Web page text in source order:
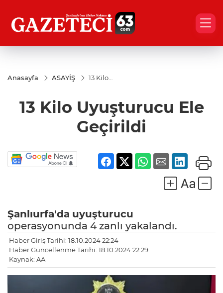
Anasayfa ASAYİŞ
13 Kilo
13 Kilo Uyuşturucu Ele
Geçirildi
Şanlıurfa'da uyuşturucu
operasyonunda 4 zanlı yakalandı.
Haber Giriş Tarihi: 18.10.2024 22:24
Haber Güncellenme Tarihi: 18.10.2024 22:29
Kaynak: AA